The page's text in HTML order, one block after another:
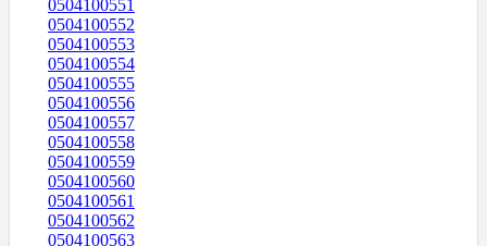
0504100551
0504100552
0504100553
0504100554
0504100555
0504100556
0504100557
0504100558
0504100559
0504100560
0504100561
0504100562
0504100563